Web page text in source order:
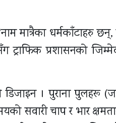
मात्रैका धर्मकाँटाहरु
प्रशासनको
। पुराना पुलहरू
सवारी चाप र भार